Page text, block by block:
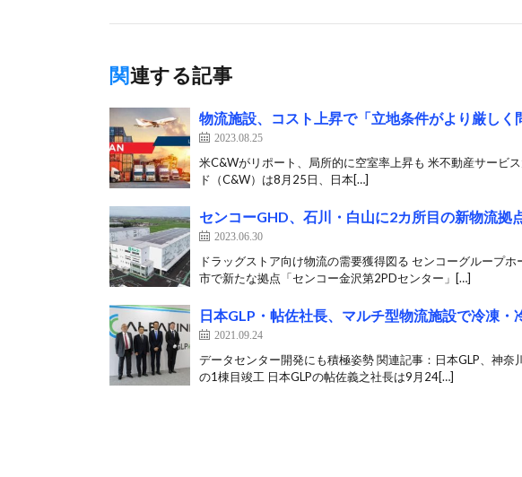
関連する記事
物流施設、コスト上昇で「立地条件がより厳しく
2023.08.25
米C&Wがリポート、局所的に空室率上昇も 米不動産サービ
ド（C&W）は8月25日、日本[…]
センコーGHD、石川・白山に2カ所目の新物流拠
2023.06.30
ドラッグストア向け物流の需要獲得図る センコーグループ
市で新たな拠点「センコー金沢第2PDセンター」[…]
日本GLP・帖佐社長、マルチ型物流施設で冷凍・
2021.09.24
データセンター開発にも積極姿勢 関連記事：日本GLP、神奈
の1棟目竣工 日本GLPの帖佐義之社長は9月24[…]